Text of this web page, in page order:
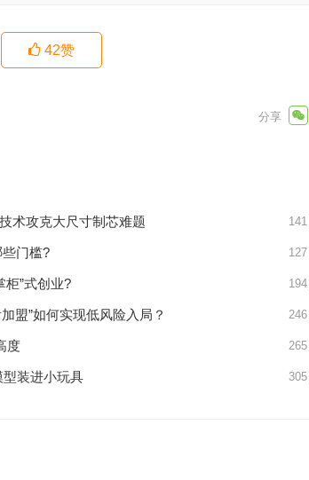
42赞
术攻克大尺寸制芯难题 141
门槛? 127
柜”式创业? 194
盟”如何实现低风险入局？ 246
度 265
装进小玩具 305